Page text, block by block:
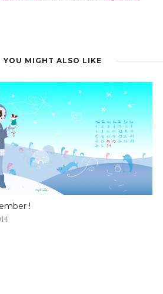
YOU MIGHT ALSO LIKE
!